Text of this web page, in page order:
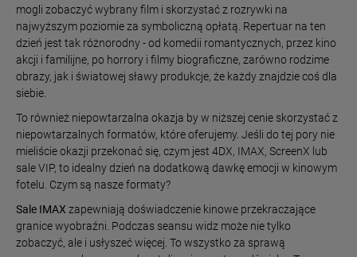
mogli zobaczyć wybrany film i skorzystać z rozrywki na
najwyższym poziomie za symboliczną opłatą. Repertuar na ten
dzień jest tak różnorodny - od komedii romantycznych, przez kino
akcji i familijne, po horrory i filmy biograficzne, zarówno rodzime
obrazy, jak i światowej sławy produkcje, że każdy znajdzie coś dla
siebie.
To również niepowtarzalna okazja by w niższej cenie skorzystać z
niepowtarzalnych formatów, które oferujemy. Jeśli do tej pory nie
mieliście okazji przekonać się, czym jest 4DX, IMAX, ScreenX lub
sale VIP, to idealny dzień na dodatkową dawkę emocji w kinowym
fotelu. Czym są nasze formaty?
Sale IMAX zapewniają doświadczenie kinowe przekraczające
granice wyobraźni. Podczas seansu widz może nie tylko
zobaczyć, ale i usłyszeć więcej. To wszystko za sprawą